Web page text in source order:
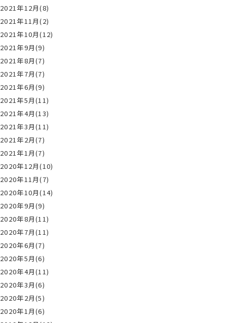
2021年12月(8)
2021年11月(2)
2021年10月(12)
2021年9月(9)
2021年8月(7)
2021年7月(7)
2021年6月(9)
2021年5月(11)
2021年4月(13)
2021年3月(11)
2021年2月(7)
2021年1月(7)
2020年12月(10)
2020年11月(7)
2020年10月(14)
2020年9月(9)
2020年8月(11)
2020年7月(11)
2020年6月(7)
2020年5月(6)
2020年4月(11)
2020年3月(6)
2020年2月(5)
2020年1月(6)